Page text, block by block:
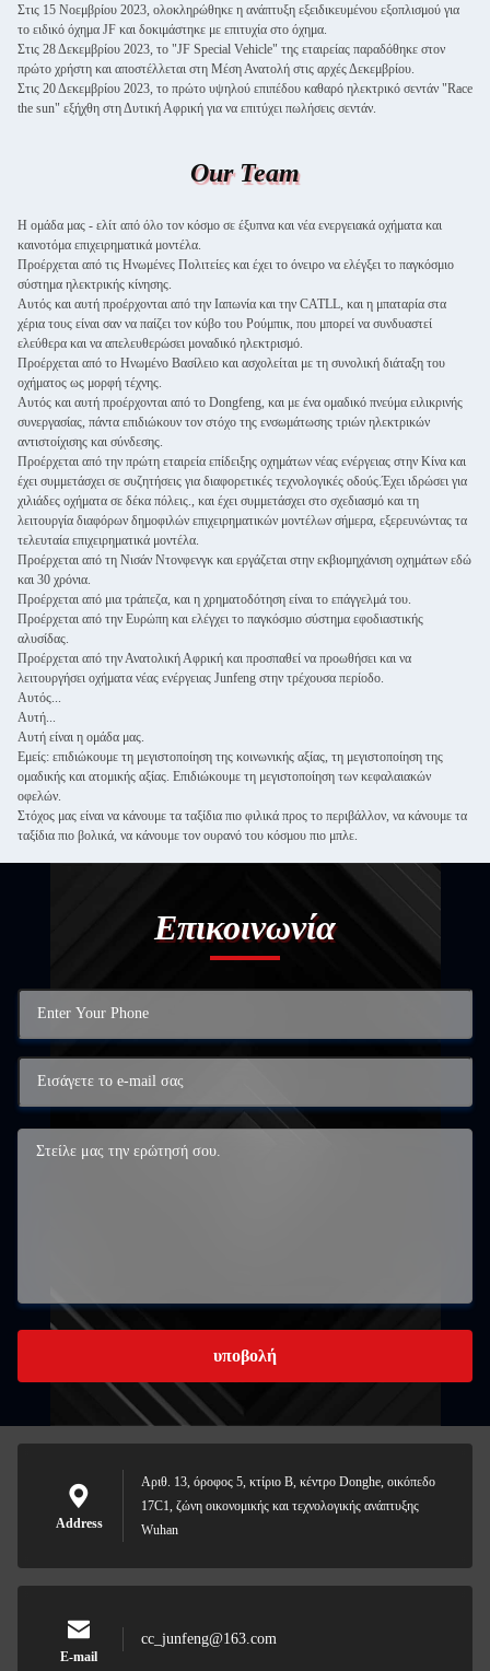
Στις 15 Νοεμβρίου 2023, ολοκληρώθηκε η ανάπτυξη εξειδικευμένου εξοπλισμού για
το ειδικό όχημα JF και δοκιμάστηκε με επιτυχία στο όχημα.
Στις 28 Δεκεμβρίου 2023, το "JF Special Vehicle" της εταιρείας παραδόθηκε στον
πρώτο χρήστη και αποστέλλεται στη Μέση Ανατολή στις αρχές Δεκεμβρίου.
Στις 20 Δεκεμβρίου 2023, το πρώτο υψηλού επιπέδου καθαρό ηλεκτρικό σεντάν "Race
the sun" εξήχθη στη Δυτική Αφρική για να επιτύχει πωλήσεις σεντάν.
Our Team
Η ομάδα μας - ελίτ από όλο τον κόσμο σε έξυπνα και νέα ενεργειακά οχήματα και
καινοτόμα επιχειρηματικά μοντέλα.
Προέρχεται από τις Ηνωμένες Πολιτείες και έχει το όνειρο να ελέγξει το παγκόσμιο
σύστημα ηλεκτρικής κίνησης.
Αυτός και αυτή προέρχονται από την Ιαπωνία και την CATLL, και η μπαταρία στα
χέρια τους είναι σαν να παίζει τον κύβο του Ρούμπικ, που μπορεί να συνδυαστεί
ελεύθερα και να απελευθερώσει μοναδικό ηλεκτρισμό.
Προέρχεται από το Ηνωμένο Βασίλειο και ασχολείται με τη συνολική διάταξη του
οχήματος ως μορφή τέχνης.
Αυτός και αυτή προέρχονται από το Dongfeng, και με ένα ομαδικό πνεύμα ειλικρινής
συνεργασίας, πάντα επιδιώκουν τον στόχο της ενσωμάτωσης τριών ηλεκτρικών
αντιστοίχισης και σύνδεσης.
Προέρχεται από την πρώτη εταιρεία επίδειξης οχημάτων νέας ενέργειας στην Κίνα και
έχει συμμετάσχει σε συζητήσεις για διαφορετικές τεχνολογικές οδούς.Έχει ιδρώσει για
χιλιάδες οχήματα σε δέκα πόλεις., και έχει συμμετάσχει στο σχεδιασμό και τη
λειτουργία διαφόρων δημοφιλών επιχειρηματικών μοντέλων σήμερα, εξερευνώντας τα
τελευταία επιχειρηματικά μοντέλα.
Προέρχεται από τη Νισάν Ντονφενγκ και εργάζεται στην εκβιομηχάνιση οχημάτων εδώ
και 30 χρόνια.
Προέρχεται από μια τράπεζα, και η χρηματοδότηση είναι το επάγγελμά του.
Προέρχεται από την Ευρώπη και ελέγχει το παγκόσμιο σύστημα εφοδιαστικής
αλυσίδας.
Προέρχεται από την Ανατολική Αφρική και προσπαθεί να προωθήσει και να
λειτουργήσει οχήματα νέας ενέργειας Junfeng στην τρέχουσα περίοδο.
Αυτός...
Αυτή...
Αυτή είναι η ομάδα μας.
Εμείς: επιδιώκουμε τη μεγιστοποίηση της κοινωνικής αξίας, τη μεγιστοποίηση της
ομαδικής και ατομικής αξίας. Επιδιώκουμε τη μεγιστοποίηση των κεφαλαιακών
οφελών.
Στόχος μας είναι να κάνουμε τα ταξίδια πιο φιλικά προς το περιβάλλον, να κάνουμε τα
ταξίδια πιο βολικά, να κάνουμε τον ουρανό του κόσμου πιο μπλε.
Επικοινωνία
υποβολή
Address
Αριθ. 13, όροφος 5, κτίριο Β, κέντρο Donghe, οικόπεδο
17C1, ζώνη οικονομικής και τεχνολογικής ανάπτυξης
Wuhan
E-mail
cc_junfeng@163.com